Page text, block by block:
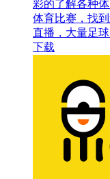
彩的了解各种
体育比赛，找
直播，大量足
下载